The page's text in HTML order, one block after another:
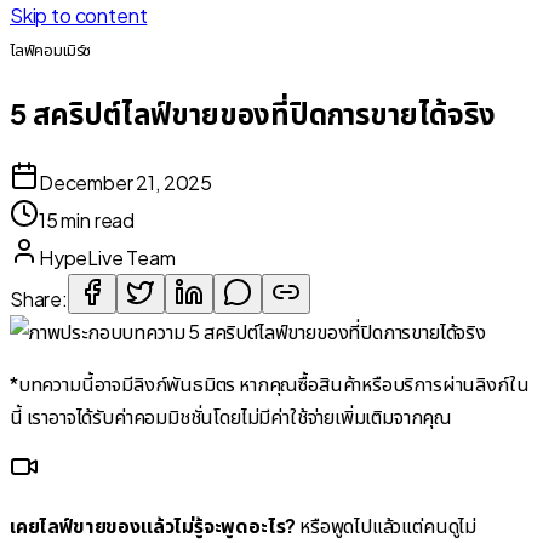
Skip to content
ไลฟ์คอมเมิร์ซ
5 สคริปต์ไลฟ์ขายของที่ปิดการขายได้จริง
December 21, 2025
15 min read
HypeLive Team
Share:
*บทความนี้อาจมีลิงก์พันธมิตร หากคุณซื้อสินค้าหรือบริการผ่านลิงก์ใน
นี้ เราอาจได้รับค่าคอมมิชชั่นโดยไม่มีค่าใช้จ่ายเพิ่มเติมจากคุณ
เคยไลฟ์ขายของแล้วไม่รู้จะพูดอะไร? หรือพูดไปแล้วแต่คนดูไม่